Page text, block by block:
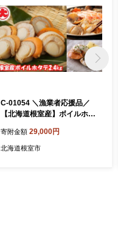
C-01054 ＼漁業者応援品／
【北海道根室産】ボイルホタ
寄附金額 29,000円
北海道根室市